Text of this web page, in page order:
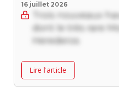
16 juillet 2026
Trois nouveaux
dont le très rare
Herederos
Lire l'article